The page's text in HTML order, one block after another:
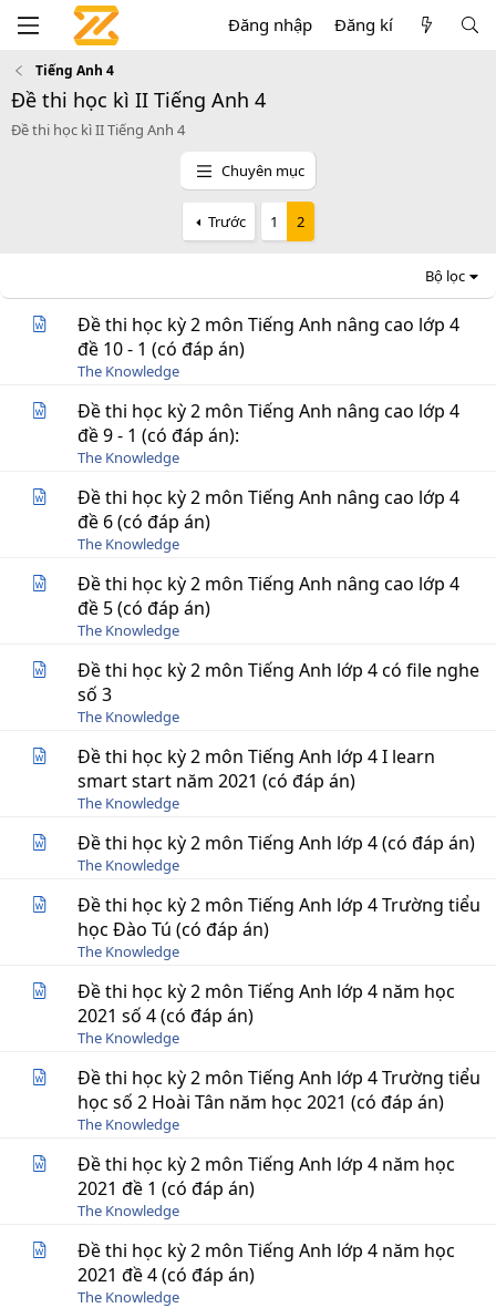
Đăng nhập Đăng kí
Tiếng Anh 4
Đề thi học kì II Tiếng Anh 4
Đề thi học kì II Tiếng Anh 4
Chuyên mục
Trước 1 2
Bộ lọc
Đề thi học kỳ 2 môn Tiếng Anh nâng cao lớp 4
đề 10 - 1 (có đáp án)
The Knowledge
Đề thi học kỳ 2 môn Tiếng Anh nâng cao lớp 4
đề 9 - 1 (có đáp án):
The Knowledge
Đề thi học kỳ 2 môn Tiếng Anh nâng cao lớp 4
đề 6 (có đáp án)
The Knowledge
Đề thi học kỳ 2 môn Tiếng Anh nâng cao lớp 4
đề 5 (có đáp án)
The Knowledge
Đề thi học kỳ 2 môn Tiếng Anh lớp 4 có file nghe
số 3
The Knowledge
Đề thi học kỳ 2 môn Tiếng Anh lớp 4 I learn
smart start năm 2021 (có đáp án)
The Knowledge
Đề thi học kỳ 2 môn Tiếng Anh lớp 4 (có đáp án)
The Knowledge
Đề thi học kỳ 2 môn Tiếng Anh lớp 4 Trường tiểu
học Đào Tú (có đáp án)
The Knowledge
Đề thi học kỳ 2 môn Tiếng Anh lớp 4 năm học
2021 số 4 (có đáp án)
The Knowledge
Đề thi học kỳ 2 môn Tiếng Anh lớp 4 Trường tiểu
học số 2 Hoài Tân năm học 2021 (có đáp án)
The Knowledge
Đề thi học kỳ 2 môn Tiếng Anh lớp 4 năm học
2021 đề 1 (có đáp án)
The Knowledge
Đề thi học kỳ 2 môn Tiếng Anh lớp 4 năm học
2021 đề 4 (có đáp án)
The Knowledge